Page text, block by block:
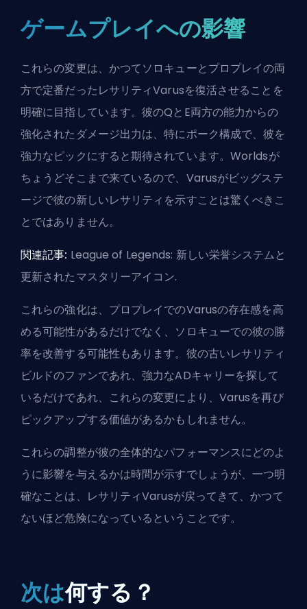
ゲームプレイへの影響
これらの変更は、かつてソロキューとプロプレイの両
方で定番だったレサリティVarusを復活させることを
明確に目指しています。彼のQとE両方の能力からの
強化されたダメージ出力は、特にポーク構成で、彼を
強力なピックにすると期待されています。Worldsが
ちょうどそこまで来ているので、Varusがビッグステ
ージで彼の新しいレサリティを示すことは驚くべきこ
とではありません。
関連記事: League of Legends: 新しい栄誉システムと
更新されたマスタリーアイコン.
これらの強化は、プロプレイでのVarusの存在感を高
める可能性があるだけでなく、ソロキューでの彼の勝
率を改善する可能性もあります。彼の古いレサリティ
ビルドのファンであれ、強力なADキャリーを探して
いるだけであれ、これらの変更により、Varusを再び
ピックアップする価値があるかもしれません。
これらの調整が彼の全体的なパフォーマンスにどのよ
うに影響を与えるかは時間が示すでしょうが、一つ明
確なことは、レサリティVarusが戻ってきて、かつて
ないほど危険になっているということです。
次は何する？